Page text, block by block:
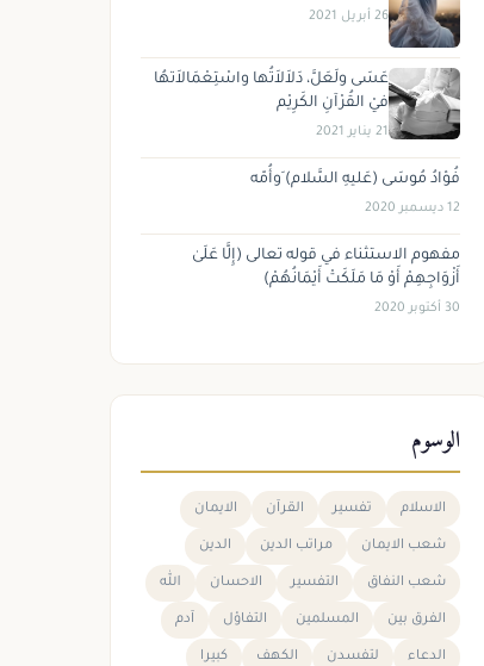
26 أبريل 2021
عَسَى ولَعَلَّ، دَلاَلاَتُها واسْتِعْمَالاَتهُا
فيْ القُرْآنِ الكَرِيْم
21 يناير 2021
فُؤادُ مُوسَى (عَليهِ السَّلام) َوأُمّه
12 ديسمبر 2020
مفهوم الاستثناء في قوله تعالى (إِلَّا عَلَىٰ
أَزْوَاجِهِمْ أَوْ مَا مَلَكَتْ أَيْمَانُهُمْ)
30 أكتوبر 2020
الوسوم
الاسلام تفسير القرآن الايمان
شعب الايمان مراتب الدين الدين
شعب النفاق التفسير الاحسان الله
الفرق بين المسلمين التفاؤل آدم
الدعاء لتفسدن الكهف كبيرا